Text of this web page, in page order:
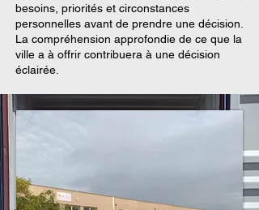
besoins, priorités et circonstances
personnelles avant de prendre une décision.
La compréhension approfondie de ce que la
ville a à offrir contribuera à une décision
éclairée.